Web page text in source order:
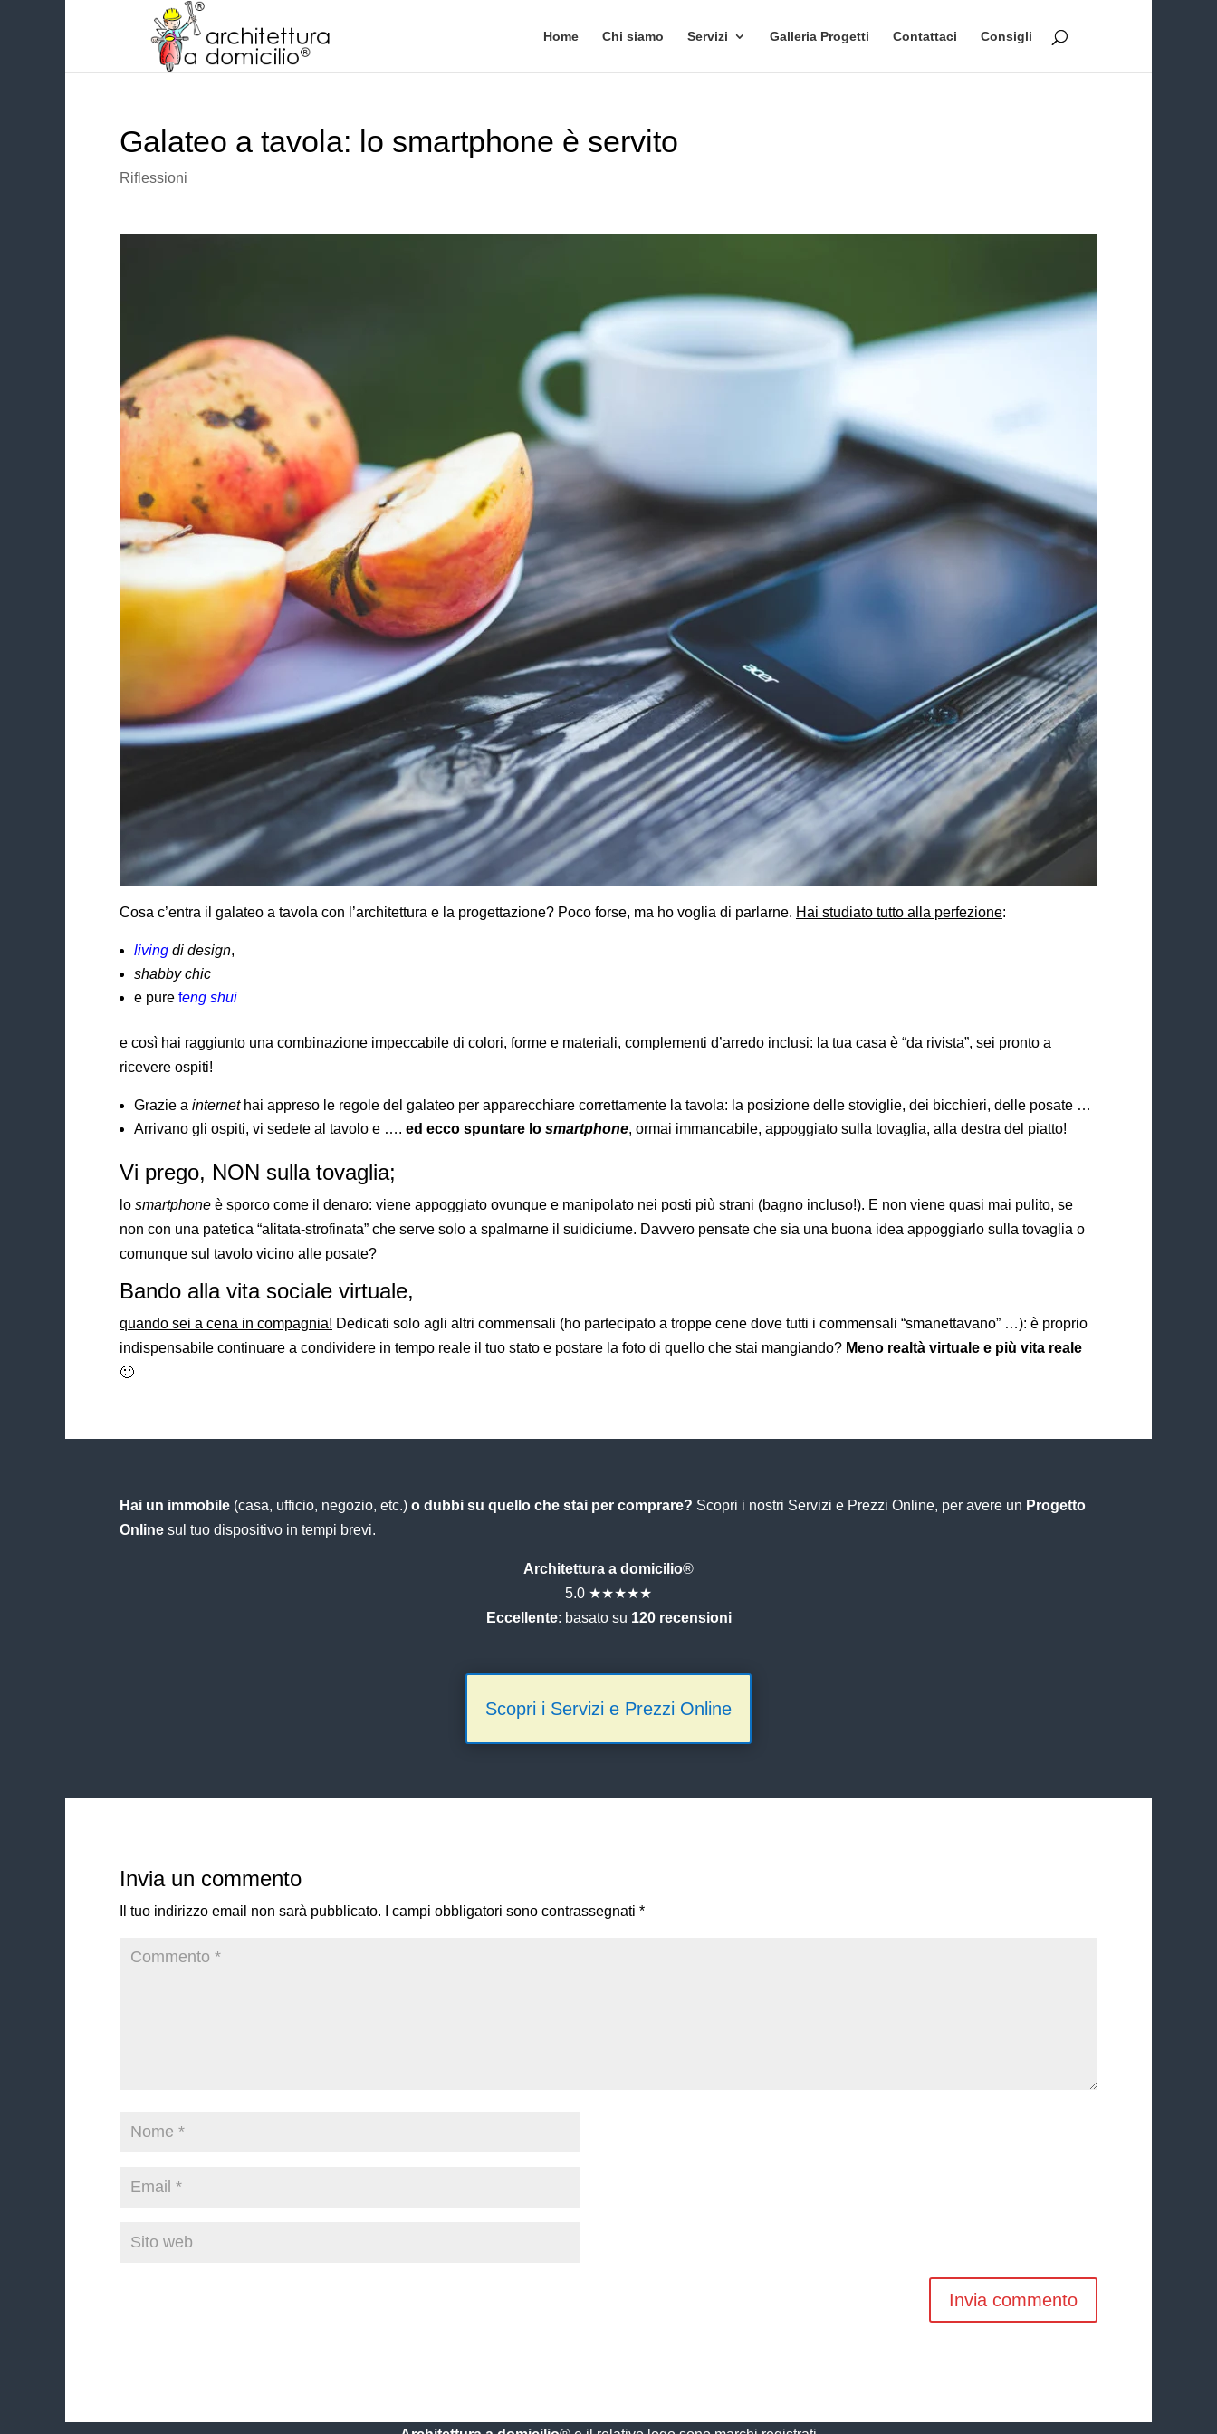
Home Chi siamo Servizi Galleria Progetti Contattaci Consigli
Galateo a tavola: lo smartphone è servito
Riflessioni
Cosa c’entra il galateo a tavola con l’architettura e la progettazione? Poco forse, ma ho voglia di parlarne. Hai studiato tutto alla perfezione:
living di design,
shabby chic
e pure feng shui
e così hai raggiunto una combinazione impeccabile di colori, forme e materiali, complementi d’arredo inclusi: la tua casa è “da rivista”, sei pronto a
ricevere ospiti!
Grazie a internethai appreso le regole del galateo per apparecchiare correttamente la tavola: la posizione delle stoviglie, dei bicchieri, delle posate …
Arrivano gli ospiti, vi sedete al tavolo e …. ed ecco spuntare lo smartphone, ormai immancabile, appoggiato sulla tovaglia, alla destra del piatto!
Vi prego, NON sulla tovaglia;
lo smartphone è sporco come il denaro: viene appoggiato ovunque e manipolato nei posti più strani (bagno incluso!). E non viene quasi mai pulito, se
non con una patetica “alitata-strofinata” che serve solo a spalmarne il suidiciume. Davvero pensate che sia una buona idea appoggiarlo sulla tovaglia o
comunque sul tavolo vicino alle posate?
Bando alla vita sociale virtuale,
quando sei a cena in compagnia! Dedicati solo agli altri commensali (ho partecipato a troppe cene dove tutti i commensali “smanettavano” …): è proprio
indispensabile continuare a condividere in tempo reale il tuo stato e postare la foto di quello che stai mangiando? Meno realtà virtuale e più vita reale
🙂
Hai un immobile (casa, ufficio, negozio, etc.) o dubbi su quello che stai per comprare? Scopri i nostri Servizi e Prezzi Online, per avere un Progetto
Online sul tuo dispositivo in tempi brevi.
Architettura a domicilio®
5.0 ★★★★★
Eccellente: basato su 120 recensioni
Scopri i Servizi e Prezzi Online
Invia un commento
Il tuo indirizzo email non sarà pubblicato. I campi obbligatori sono contrassegnati *
Invia commento